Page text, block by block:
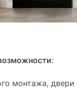
:
монтажа,